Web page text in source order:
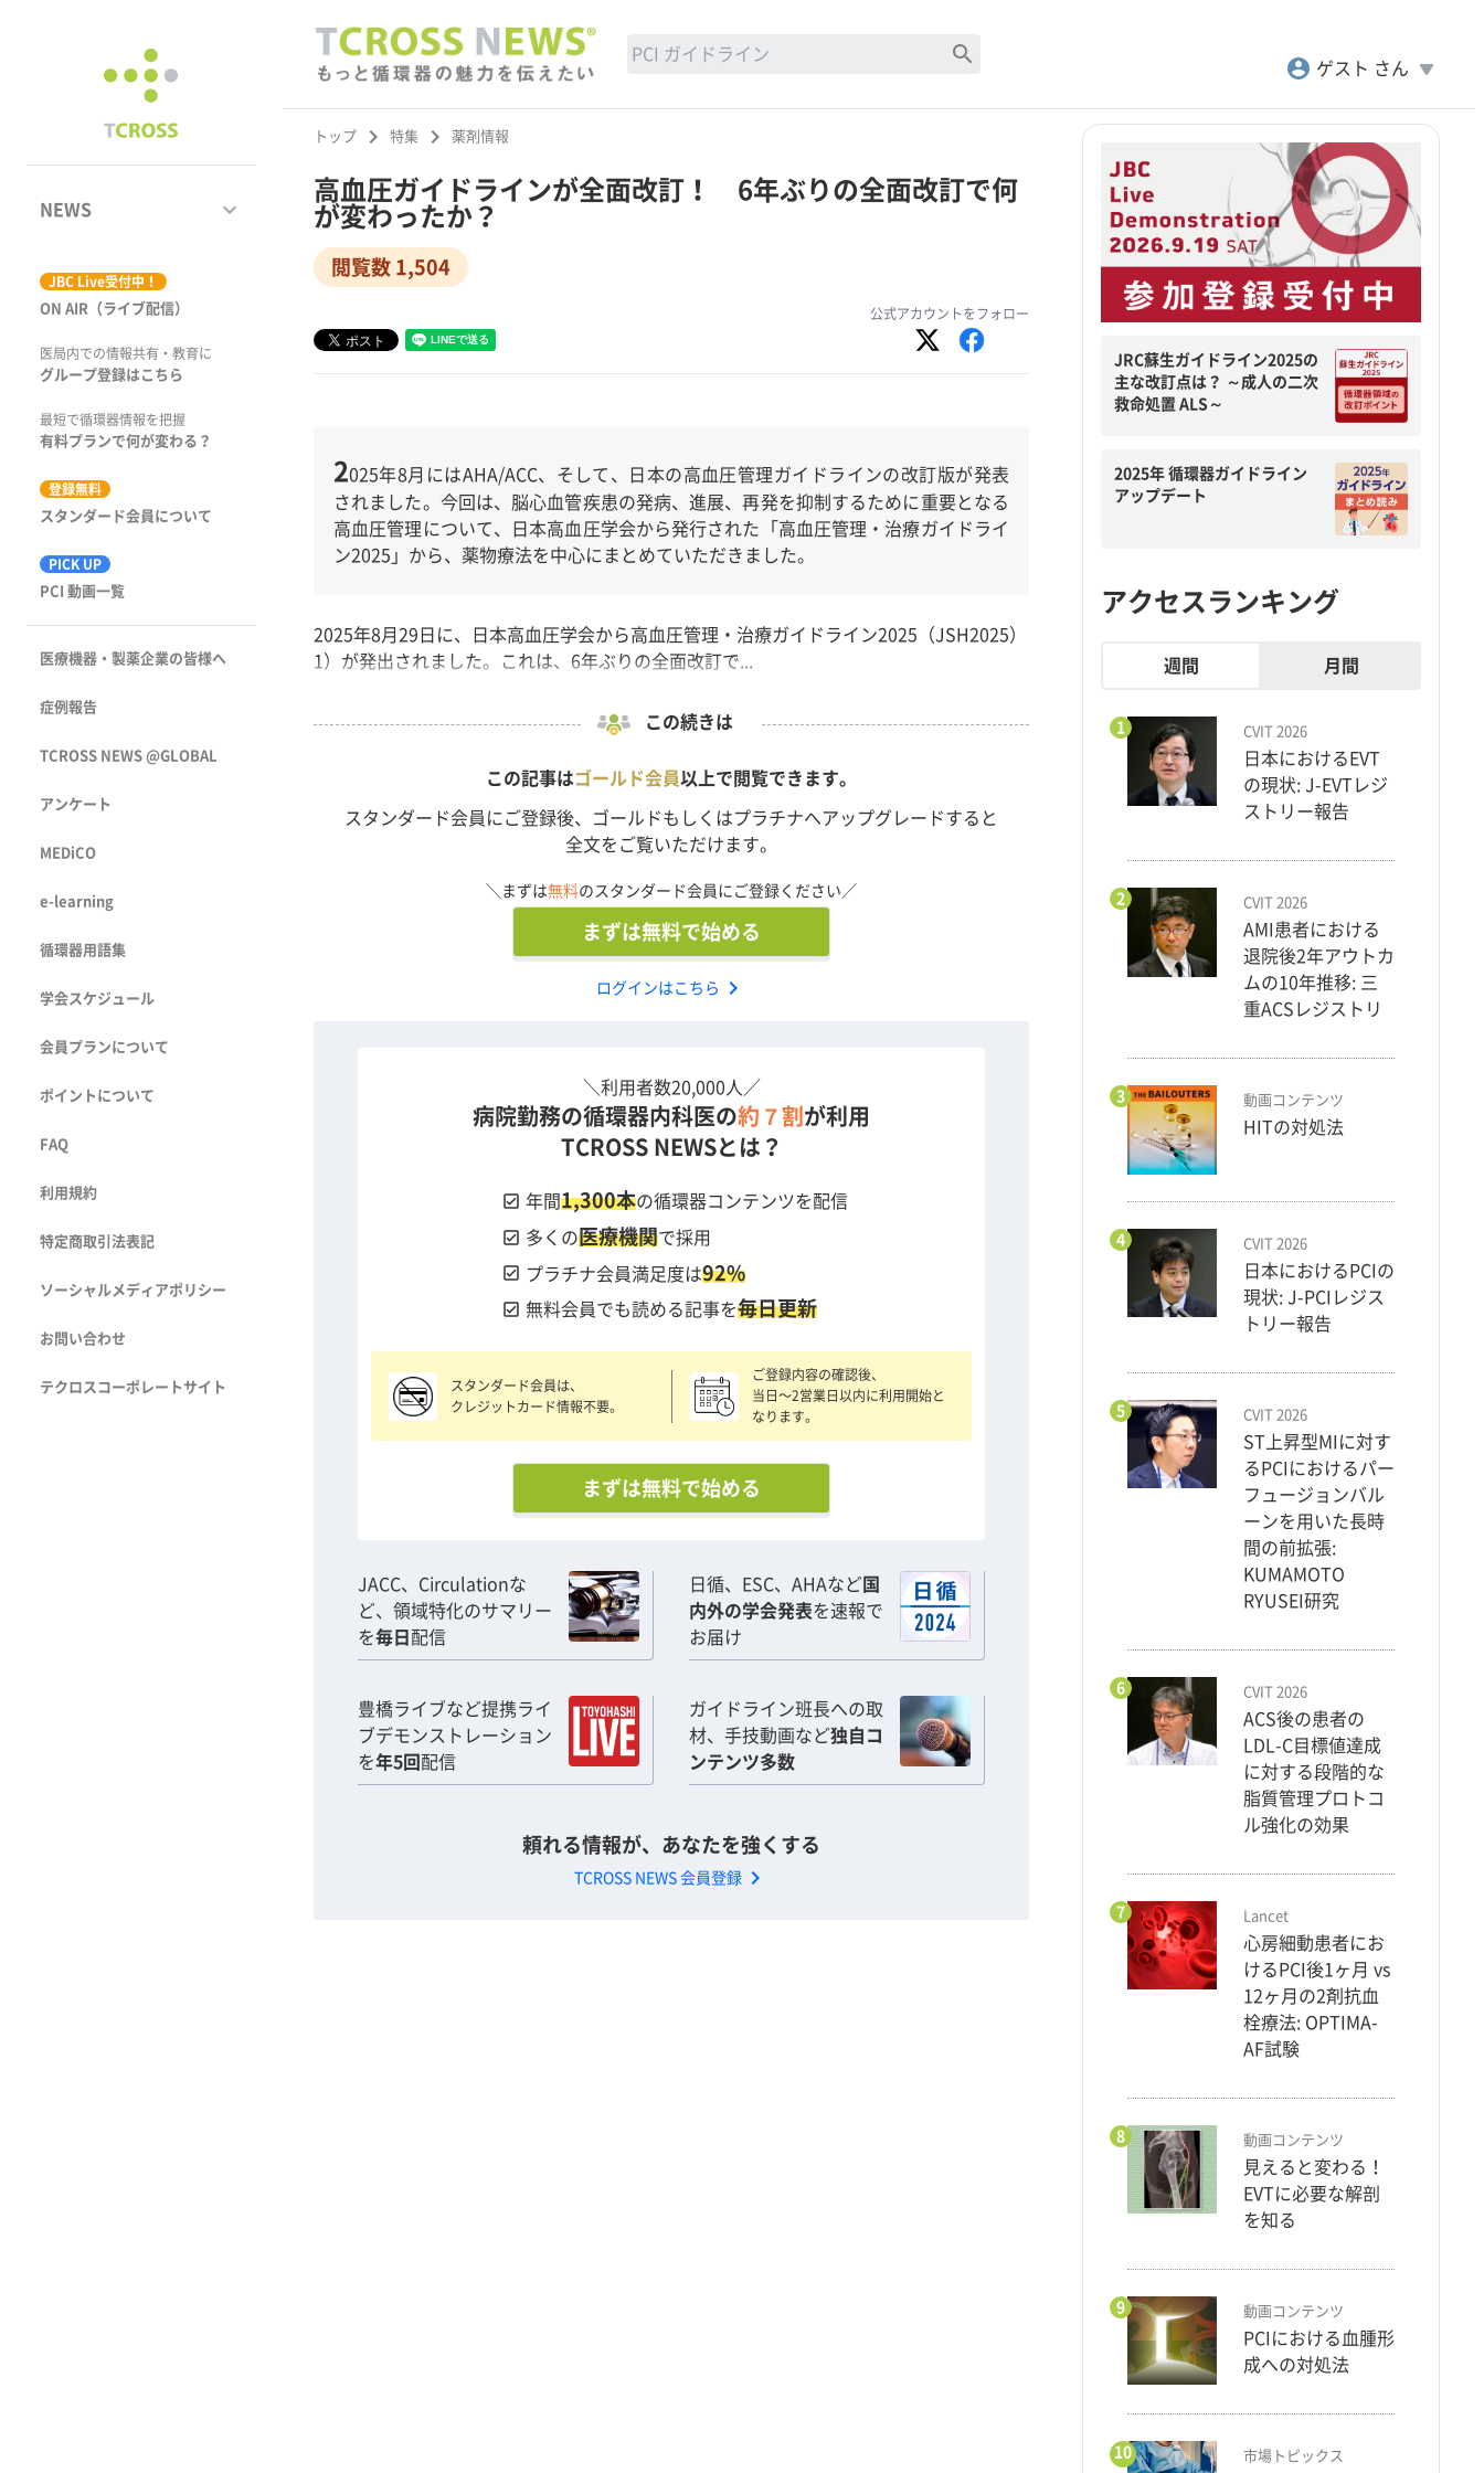
NEWS keyboard_arrow_down
ジャーナル
動画コンテンツ
市場トピックス
JBC Live受付中！
ON AIR（ライブ配信）
医局内での情報共有・教育に
グループ登録はこちら
最短で循環器情報を把握
有料プランで何が変わる？
登録無料
スタンダード会員について
PICK UP
PCI 動画一覧
医療機器・製薬企業の皆様へ
症例報告
TCROSS NEWS @GLOBAL
アンケート
MEDiCO
e-learning
循環器用語集
学会スケジュール
会員プランについて
ポイントについて
FAQ
利用規約
特定商取引法表記
ソーシャルメディアポリシー
お問い合わせ
テクロスコーポレートサイト
search
account_circle ゲスト さん play_arrow
トップ keyboard_arrow_right 特集 keyboard_arrow_right 薬剤情報
高血圧ガイドラインが全面改訂！ 6年ぶりの全面改訂で何
が変わったか？
閲覧数 1,504
公式アカウントをフォロー
2025年8月にはAHA/ACC、そして、日本の高血圧管理ガイドラインの改訂版が発表
されました。今回は、脳心血管疾患の発病、進展、再発を抑制するために重要となる
高血圧管理について、日本高血圧学会から発行された「高血圧管理・治療ガイドライ
ン2025」から、薬物療法を中心にまとめていただきました。
2025年8月29日に、日本高血圧学会から高血圧管理・治療ガイドライン2025（JSH2025）
1）が発出されました。これは、6年ぶりの全面改訂で...
この続きは
この記事はゴールド会員以上で閲覧できます。
スタンダード会員にご登録後、ゴールドもしくはプラチナへアップグレードすると
全文をご覧いただけます。
＼まずは無料のスタンダード会員にご登録ください／
まずは無料で始める
ログインはこちら chevron_right
＼利用者数20,000人／
病院勤務の循環器内科医の約７割 が利用
TCROSS NEWSとは？
check_box 年間1,300本の循環器コンテンツを配信
check_box 多くの医療機関で採用
check_box プラチナ会員満足度は92%
check_box 無料会員でも読める記事を毎日更新
スタンダード会員は、
クレジットカード情報不要。
ご登録内容の確認後、
当日〜2営業日以内に利用開始と
なります。
まずは無料で始める
JACC、Circulationな
ど、領域特化のサマリー
を毎日 配信
日循、ESC、AHAなど国
内外の学会発表を速報で
お届け
豊橋ライブなど提携ライ
ブデモンストレーション
を年5回 配信
ガイドライン班長への取
材、手技動画など独自コ
ンテンツ多数
頼れる情報が、あなたを強くする
TCROSS NEWS 会員登録 chevron_right
JRC蘇生ガイドライン2025の
主な改訂点は？ ～成人の二次
救命処置 ALS～
2025年 循環器ガイドライン
アップデート
アクセスランキング
週間 月間
1 CVIT 2026
日本におけるEVT
の現状: J-EVTレジ
ストリー報告
2 CVIT 2026
AMI患者における
退院後2年アウトカ
ムの10年推移: 三
重ACSレジストリ
3 動画コンテンツ
HITの対処法
4 CVIT 2026
日本におけるPCIの
現状: J-PCIレジス
トリー報告
5 CVIT 2026
ST上昇型MIに対す
るPCIにおけるパー
フュージョンバル
ーンを用いた長時
間の前拡張:
KUMAMOTO
RYUSEI研究
6 CVIT 2026
ACS後の患者の
LDL-C目標値達成
に対する段階的な
脂質管理プロトコ
ル強化の効果
7 Lancet
心房細動患者にお
けるPCI後1ヶ月 vs
12ヶ月の2剤抗血
栓療法: OPTIMA-
AF試験
8 動画コンテンツ
見えると変わる！
EVTに必要な解剖
を知る
9 動画コンテンツ
PCIにおける血腫形
成への対処法
10 市場トピックス